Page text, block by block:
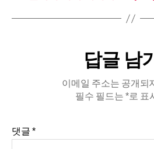
답글 남
이메일 주소는 공개되
필수 필드는*로 표
댓글*